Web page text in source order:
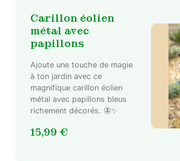
Carillon éolien
métal avec
papillons
Ajoute une touche de magie
à ton jardin avec ce
magnifique carillon éolien
métal avec papillons bleus
richement décorés. 🦋✨
15,99 €